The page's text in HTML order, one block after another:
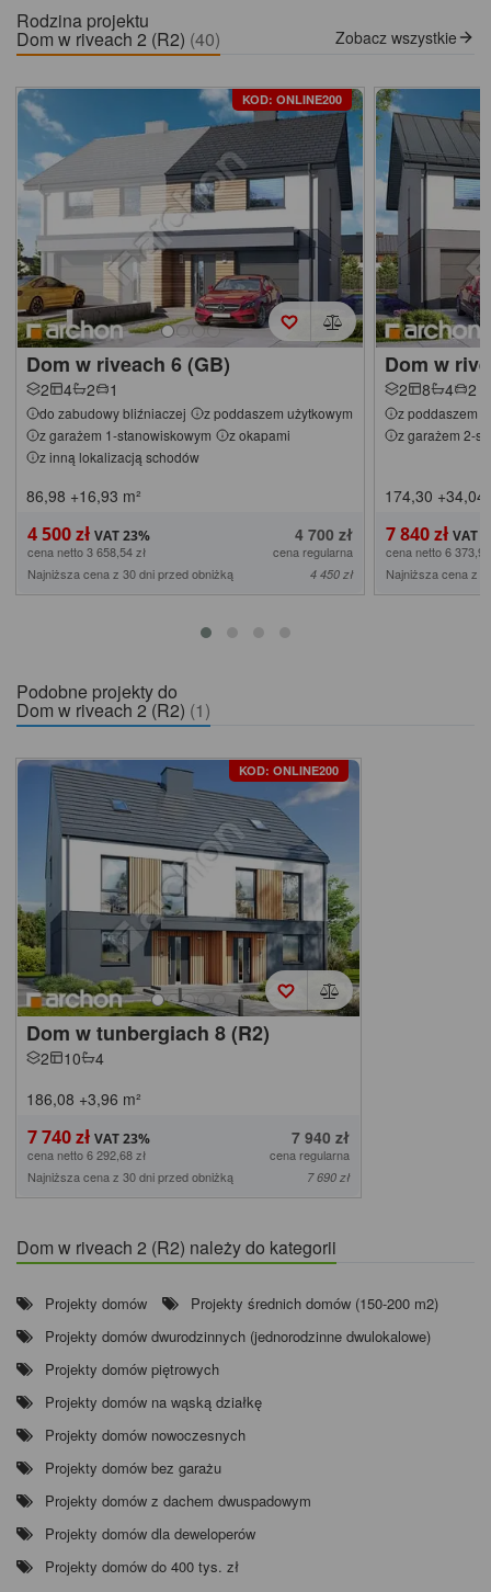
Rodzina projektu
Dom w riveach 2 (R2) (40) Zobacz wszystkie
KOD: ONLINE200
Dom w riveach 6 (GB)
2 4 2 1
do zabudowy bliźniaczej
z poddaszem użytkowym
z garażem 1-stanowiskowym
z okapami
z inną lokalizacją schodów
86,98 +16,93 m²
4 500 zł 4 700 zł
cena netto 3 658,54 zł
cena regularna
Najniższa cena z 30 dni przed obniżką
4 450 zł
Dom w
2 8 4 2
z poddaszem
z garażem 2-
174,30 +34,04
7 840 zł
cena netto 6
Najniższa cena z
Podobne projekty do
Dom w riveach 2 (R2) (1)
KOD: ONLINE200
Dom w tunbergiach 8 (R2)
2 10
4
186,08 +3,96 m²
7 740 zł 7 940 zł
cena netto 6 292,68 zł
cena regularna
Najniższa cena z 30 dni przed obniżką
7 690 zł
Dom w riveach 2 (R2) należy do kategorii
Projekty domów
Projekty średnich domów (150-200 m2)
Projekty domów dwurodzinnych (jednorodzinne dwulokalowe)
Projekty domów piętrowych
Projekty domów na wąską działkę
Projekty domów nowoczesnych
Projekty domów bez garażu
Projekty domów z dachem dwuspadowym
Projekty domów dla deweloperów
Projekty domów do 400 tys. zł